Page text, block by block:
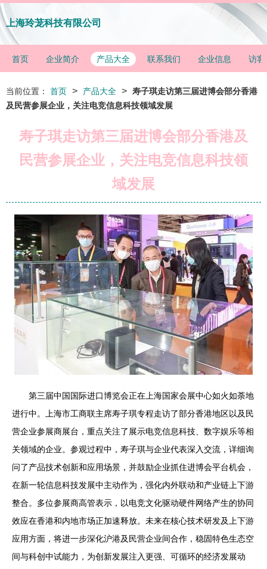
上海玲茏科技有限公司
首页 企业简介 产品大全 联系我们 企业信息 访客
当前位置： 首页 > 产品大全 > 寿子琪走访第三届进博会部分香港
及民营参展企业，关注电竞信息科技领域发展
寿子琪走访第三届进博会部分香港及
民营参展企业，关注电竞信息科技领
域发展
第三届中国国际进口博览会正在上海国家会展中心如火如荼地
进行中。上海市工商联主席寿子琪专程走访了部分香港地区以及民
营企业参展商展台，重点关注了展示电竞信息科技、数字娱乐等相
关领域的企业。参观过程中，寿子琪与企业代表深入交流，详细询
问了产品技术创新和应用场景，并鼓励企业抓住进博会平台机会，
在新一轮信息科技发展中主动作为，强化内外联动和产业链上下游
整合。多位参展商高管表示，以电竞文化驱动硬件网络产生的协同
效应在香港和内地市场正加速释放。未来在核心技术研发及上下游
应用方面，将进一步深化沪港及民营企业间合作，稳固特色生态空
间与科创中试能力，为创新发展注入更强、可循环的经济发展动